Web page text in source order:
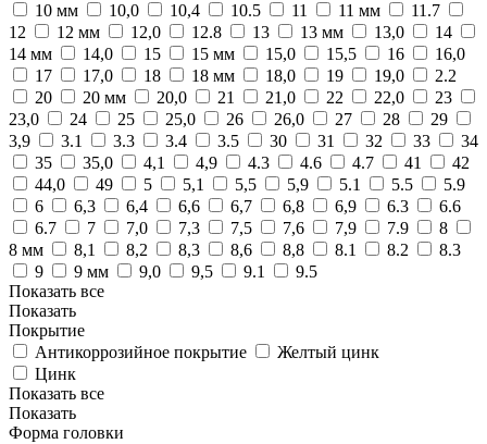
10 мм
10,0 10,4 10.5 11 11 мм
11.7
12
12 мм 12,0 12.8 13 13 мм 13,0
14
14 мм
14,0 15 15 мм 15,0 15,5 16
16,0
17
17,0 18 18 мм 18,0 19 19,0
2.2
20
20 мм 20,0 21 21,0 22 22,0
23
23,0
24 25 25,0 26 26,0 27 28
29
3,9
3.1 3.3 3.4 3.5 30 31 32 33
34
35
35,0 4,1 4,9 4.3 4.6 4.7 41
42
44,0
49 5 5,1 5,5 5,9 5.1 5.5
5.9
6
6,3 6,4 6,6 6,7 6,8 6,9 6.3
6.6
6.7
7 7,0 7,3 7,5 7,6 7,9 7.9
8
8 мм
8,1 8,2 8,3 8,6 8,8 8.1 8.2
8.3
9
9 мм 9,0 9,5 9.1
9.5
Показать все
Показать
Покрытие
Антикоррозийное покрытие
Желтый цинк
Цинк
Показать все
Показать
Форма головки